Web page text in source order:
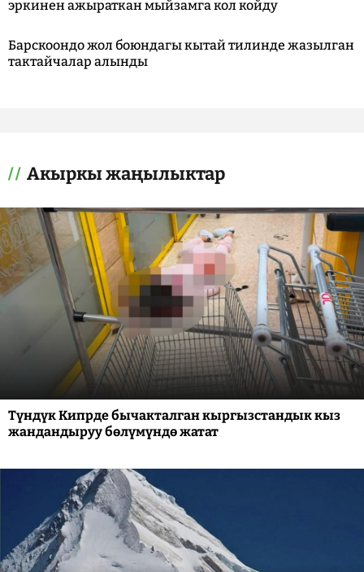
эркинен ажыраткан мыйзамга кол койду
Барскоондо жол боюндагы кытай тилинде жазылган
тактайчалар алынды
Акыркы жаңылыктар
Түндүк Кипрде бычакталган кыргызстандык кыз
жандандыруу бөлүмүндө жатат